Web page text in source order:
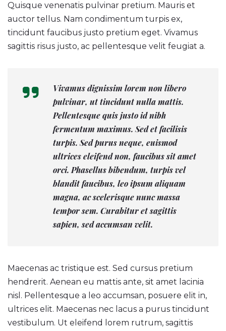
Quisque venenatis pulvinar pretium. Mauris et
auctor tellus. Nam condimentum turpis ex,
tincidunt faucibus justo pretium eget. Vivamus
sagittis risus justo, ac pellentesque velit feugiat a.
Vivamus dignissim lorem non libero
pulvinar, ut tincidunt nulla mattis.
Pellentesque quis justo id nibh
fermentum maximus. Sed et facilisis
turpis. Sed purus neque, euismod
ultrices eleifend non, faucibus sit amet
orci. Phasellus bibendum, turpis vel
blandit faucibus, leo ipsum aliquam
magna, ac scelerisque nunc massa
tempor sem. Curabitur et sagittis
sapien, sed accumsan velit.
Maecenas ac tristique est. Sed cursus pretium
hendrerit. Aenean eu mattis ante, sit amet lacinia
nisl. Pellentesque a leo accumsan, posuere elit in,
ultrices elit. Maecenas nec lacus a purus tincidunt
vestibulum. Ut eleifend lorem rutrum, sagittis